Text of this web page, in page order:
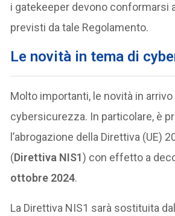
i gatekeeper devono conformarsi
previsti da tale Regolamento.
Le novità in tema di
Molto importanti, le novità in
cybersicurezza. In particolare, è
l’abrogazione della Direttiva (UE)
(Direttiva NIS1) con effetto a
ottobre 2024.
La Direttiva NIS1 sarà sostituita